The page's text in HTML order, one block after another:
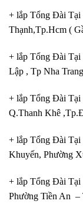
+ lắp Tổng Đài Tại
Thạnh,Tp.Hcm (
+ lắp Tổng Đài Tại
Lập , Tp Nha
+ lắp Tổng Đài
Q.Thanh Khê
+ lắp Tổng Đài Tại
Khuyến, Phường
+ lắp Tổng Đài
Phường Tiền An –